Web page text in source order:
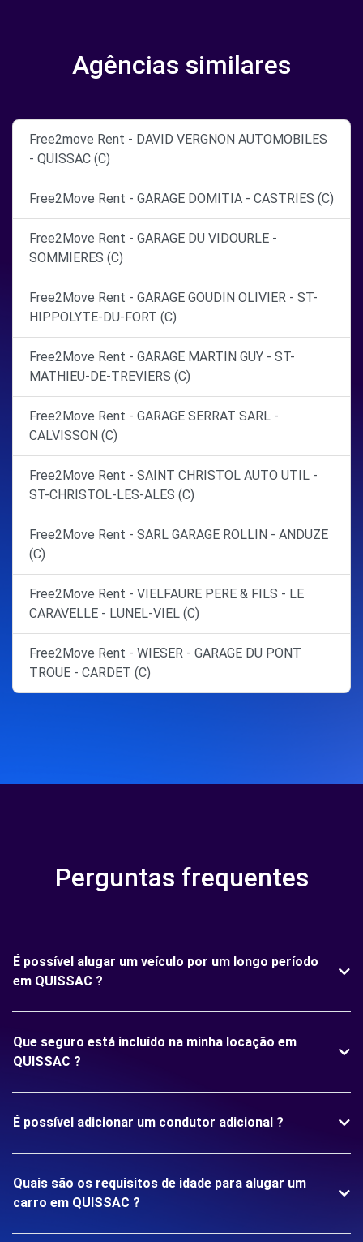
Agências similares
Free2move Rent - DAVID VERGNON AUTOMOBILES
- QUISSAC (C)
Free2Move Rent - GARAGE DOMITIA - CASTRIES (C)
Free2Move Rent - GARAGE DU VIDOURLE -
SOMMIERES (C)
Free2Move Rent - GARAGE GOUDIN OLIVIER - ST-
HIPPOLYTE-DU-FORT (C)
Free2Move Rent - GARAGE MARTIN GUY - ST-
MATHIEU-DE-TREVIERS (C)
Free2Move Rent - GARAGE SERRAT SARL -
CALVISSON (C)
Free2Move Rent - SAINT CHRISTOL AUTO UTIL -
ST-CHRISTOL-LES-ALES (C)
Free2Move Rent - SARL GARAGE ROLLIN - ANDUZE
(C)
Free2Move Rent - VIELFAURE PERE & FILS - LE
CARAVELLE - LUNEL-VIEL (C)
Free2Move Rent - WIESER - GARAGE DU PONT
TROUE - CARDET (C)
Perguntas frequentes
É possível alugar um veículo por um longo período
em QUISSAC ?
Que seguro está incluído na minha locação em
QUISSAC ?
É possível adicionar um condutor adicional ?
Quais são os requisitos de idade para alugar um
carro em QUISSAC ?